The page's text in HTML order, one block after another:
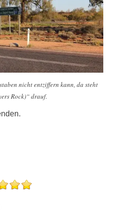
nicht entziffern kann, da steht
Rock)“ drauf.